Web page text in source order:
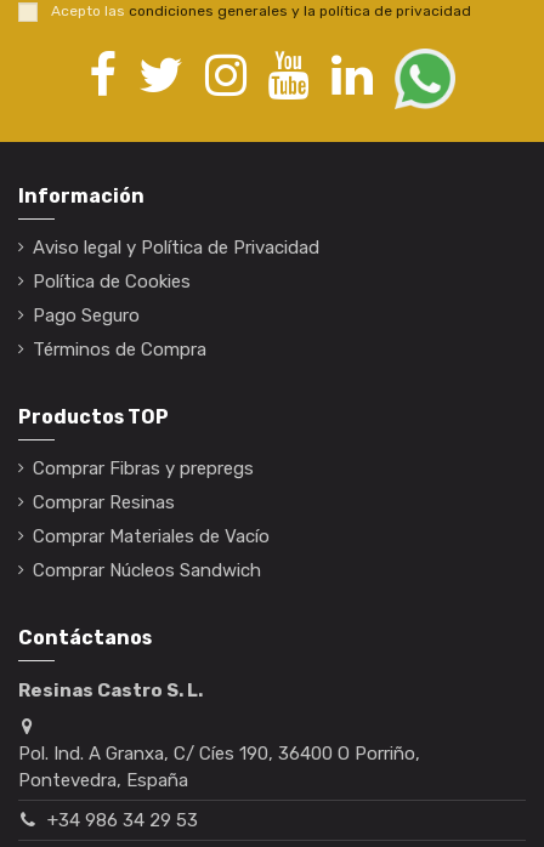
Acepto las condiciones generales y la política de privacidad
Información
Aviso legal y Política de Privacidad
Política de Cookies
Pago Seguro
Términos de Compra
Productos TOP
Comprar Fibras y prepregs
Comprar Resinas
Comprar Materiales de Vacío
Comprar Núcleos Sandwich
Contáctanos
Resinas Castro S. L.
Pol. Ind. A Granxa, C/ Cíes 190, 36400 O Porriño,
Pontevedra, España
+34 986 34 29 53